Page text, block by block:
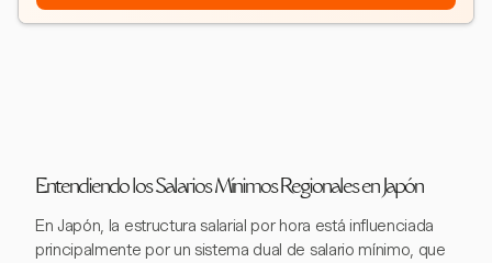
Entendiendo los Salarios Mínimos Regionales en Japón
En Japón, la estructura salarial por hora está influenciada
principalmente por un sistema dual de salario mínimo, que